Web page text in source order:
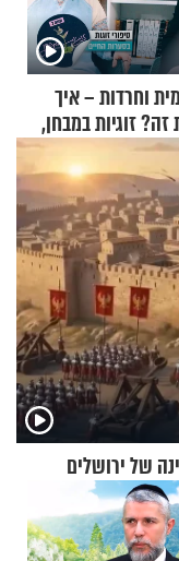
וחרדות – איך
זוגיות במבחן,
ואלתר כהן
של ירושלים